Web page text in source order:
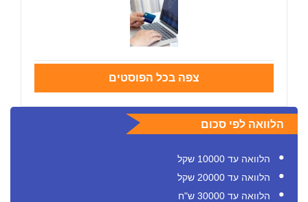
צפה בכל הפוסטים
הלוואה לפי סכום
הלוואה עד 10000 שקל
הלוואה עד 20000 שקל
הלוואה עד 30000 ש"ח